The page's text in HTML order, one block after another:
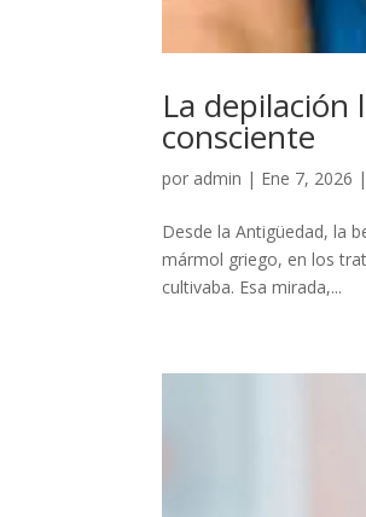
La
consciente
por admin | Ene 7, 2026
Desde la Antigüedad, la
mármol griego, en los
cultivaba. Esa mirada,...